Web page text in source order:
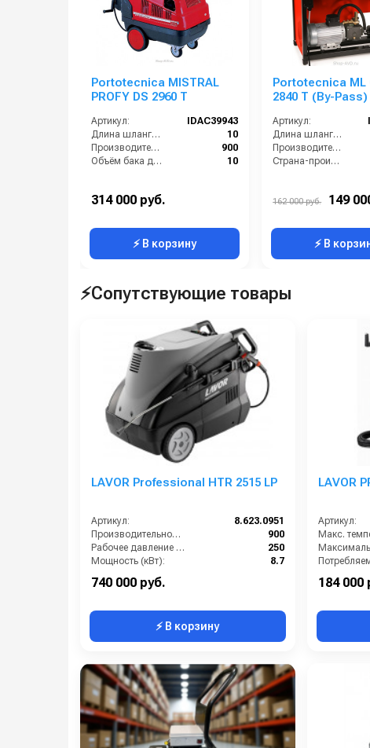
Portotecnica MISTRAL
PROFY DS 2960 T
Артикул:
IDAC39943
Длина шланга ВД (м):
10
Производительность (л/ч):
900
Объём бака для моющего средства (л):
10
314 000 руб.
⚡ В корзину
Portotecnica ML
2840 T (By-Pass)
Артикул:
Длина шланга ВД (м):
Производительность (л/ч):
Страна-производитель:
162 000 руб. 149
⚡ В
⚡Сопутствующие товары
LAVOR Professional HTR 2515 LP
Артикул:
8.623.0951
Производительность (л/ч):
900
Рабочее давление (бар):
250
Мощность (кВт):
8.7
740 000 руб.
⚡ В корзину
LAVOR
Артикул:
184 000